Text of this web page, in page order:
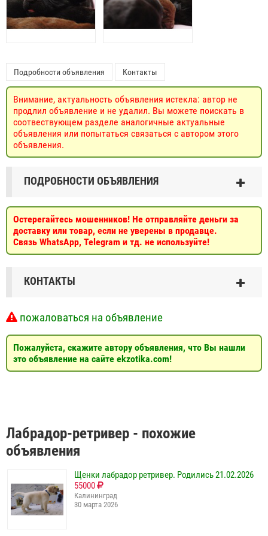
Подробности объявления Контакты
Внимание, актуальность объявления истекла: автор не
продлил объявление и не удалил. Вы можете поискать в
соотвествующем разделе аналогичные актуальные
объявления или попытаться связаться с автором этого
объявления.
ПОДРОБНОСТИ ОБЪЯВЛЕНИЯ
Остерегайтесь мошенников! Не отправляйте деньги за
доставку или товар, если не уверены в продавце.
Связь WhatsApp, Telegram и тд. не используйте!
КОНТАКТЫ
пожаловаться на объявление
Пожалуйста, скажите автору объявления, что Вы нашли
это объявление на сайте ekzotika.com!
Лабрадор-ретривер - похожие
объявления
Щенки лабрадор ретривер. Родились 21.02.2026
55000
Калининград
30 марта 2026